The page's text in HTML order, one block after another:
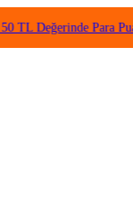
Para Puan! •